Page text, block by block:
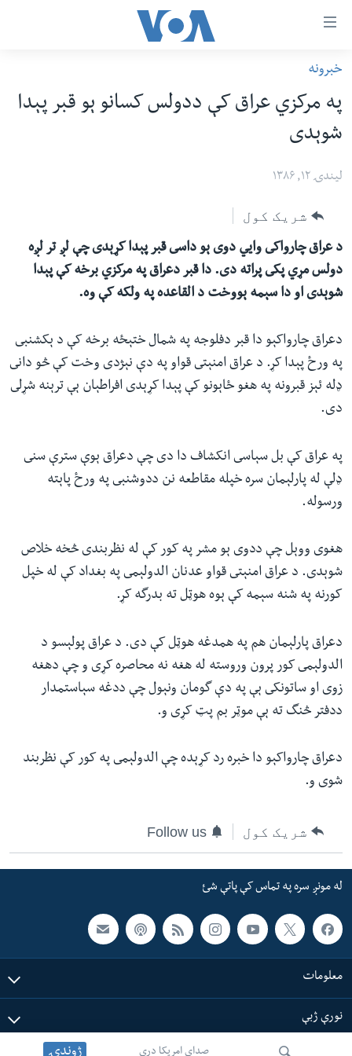
رسي
وړ
اتصالات
متن
شئ
عمومي
لارښود
لاړ
شئ
لټون
ځای
لاړ
شئ
افغانستان
سیمه
امریکا
ښځې او نجونې
ځوانان
د بیان ازادي
سرمقاله
له مونږ سره په تماس کې پاتې شئ
ژبې
صدای امریکا دری ژوندۍ
خبرونه
په مرکزي عراق کې ددولس کسانو ېو قبر پېدا
شوېدى
لیندۍ ۱۲, ۱۳۸۶
شریک کول
د عراق چارواکى وايي دوى ېو داسى قبر پېدا کړېدى چې لږ تر لږه
دولس مړي پکى پراته دى. دا قبر دعراق په مرکزي برخه کې پېدا
شوېدى او دا سېمه ېووخت د القاعده په ولکه کې وه.
دعراق چارواکېو دا قبر دفلوجه په شمال ختېځه برخه کې د ېکشنبى
په ورځ پېدا کړ. د عراق امنېتى قواو په دې نېژدى وخت کې څو دانى
ډله ئېز قبرونه په هغو ځاېونو کې پېدا کړېدى افراطېان ېې ترېنه شړلى
دى.
په عراق کې بل سېاسى انکشاف دا دى چې دعراق ېوې سترې سنى
ډلې له پارلېمان سره خپله مقاطعه نن ددوشنبى په ورځ پاېته
ورسوله.
هغوى ووېل چې ددوى ېو مشر په کور کې له نظربندى څخه خلاص
شوېدى. د عراق امنېتى قواو عدنان الدولېمى په بغداد کې له خپل
کورنه په شنه سېمه کې ېوه هوټل ته بدرگه کړ.
دعراق پارلېمان هم په همدغه هوټل کې دى. د عراق پولېسو د
الدولېمى کور پرون وروسته له هغه نه محاصره کړى و چې دهغه
زوى او ساتونکى ېې په دې گومان ونېول چې ددغه سېاستمدار
ددفتر څنگ ته ېې موټر بم پټ کړى و.
دعراق چارواکېو دا خبره رد کړېده چې الدولېمى په کور کې نظربند
شوى و.
شریک کول Follow us
له مونږ سره په تماس کې پاتې شئ
معلومات
نورې ژبې